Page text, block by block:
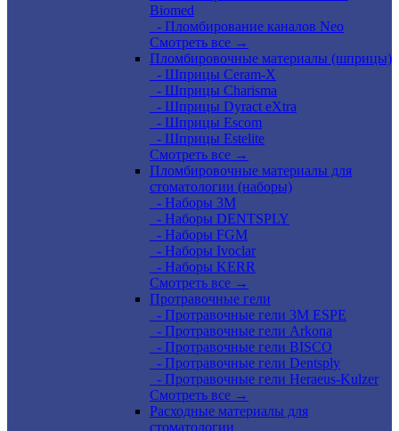
Biomed
- Пломбирование каналов Neo
Смотреть все →
Пломбировочные материалы (шприцы)
- Шприцы Ceram-X
- Шприцы Charisma
- Шприцы Dyract eXtra
- Шприцы Escom
- Шприцы Estelite
Смотреть все →
Пломбировочные материалы для
стоматологии (наборы)
- Наборы 3М
- Наборы DENTSPLY
- Наборы FGM
- Наборы Ivoclar
- Наборы KERR
Смотреть все →
Протравочные гели
- Протравочные гели 3М ESPE
- Протравочные гели Arkona
- Протравочные гели BISCO
- Протравочные гели Dentsply
- Протравочные гели Heraeus-Kulzer
Смотреть все →
Расходные материалы для
стоматологии